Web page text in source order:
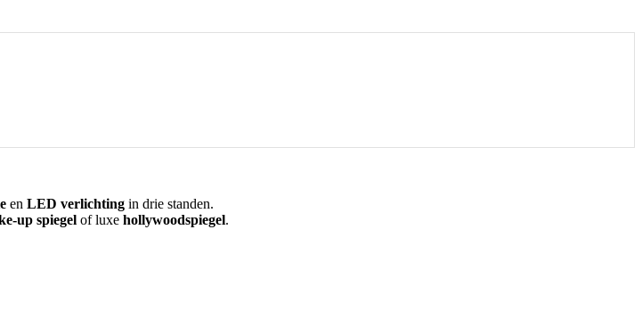
en LED verlichting in drie standen.
up spiegel of luxe hollywoodspiegel.